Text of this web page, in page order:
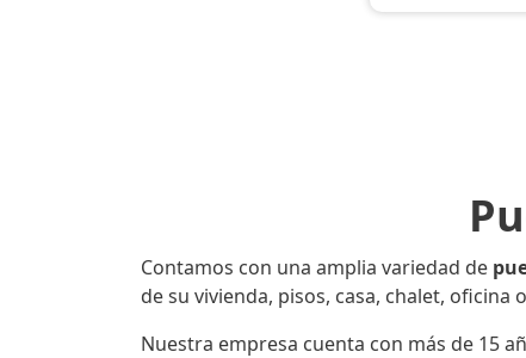
Contamos con una amplia variedad de
de su vivienda, pisos, casa, chalet,
Nuestra empresa cuenta con más de 15